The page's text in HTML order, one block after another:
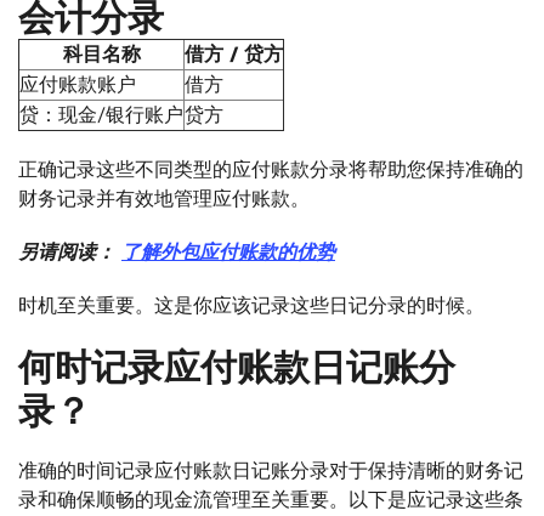
会计分录
科目名称
借方 / 贷方
应付账款账户
借方
贷：现金/银行账户贷方
正确记录这些不同类型的应付账款分录将帮助您保持准确的
财务记录并有效地管理应付账款。
另请阅读： 了解外包应付账款的优势
时机至关重要。这是你应该记录这些日记分录的时候。
何时记录应付账款日记账分
录？
准确的时间记录应付账款日记账分录对于保持清晰的财务记
录和确保顺畅的现金流管理至关重要。以下是应记录这些条